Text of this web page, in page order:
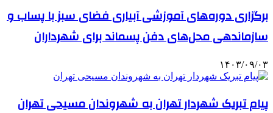
برگزاری دوره‌های آموزشی آبیاری فضای سبز با پساب و
سازماندهی محل‌های دفن پسماند برای شهرداران
۱۴۰۳/۰۹/۰۳
پیام تبریک شهردار تهران به شهروندان مسیحی تهران